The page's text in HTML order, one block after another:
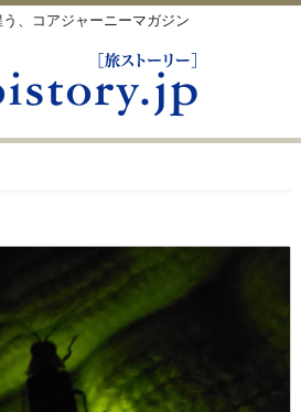
、コアジャーニーマガジン